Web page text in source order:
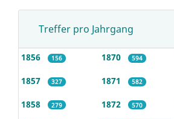
Treffer pro Jahrgang
1856 156
1857 327
1858 279
1870 594
1871 582
1872 570